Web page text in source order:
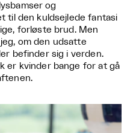
og
til den kuldsejlede fantasi
forløste brud. Men
om den udsatte
befinder sig i verden.
er kvinder bange for at gå